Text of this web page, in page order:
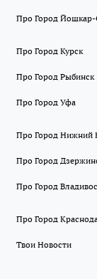
Про Город
Про Город Курск
Про Город Рыбинск
Про Город Уфа
Про Город Нижний
Про Город
Про Город
Про Город
Твои Новости